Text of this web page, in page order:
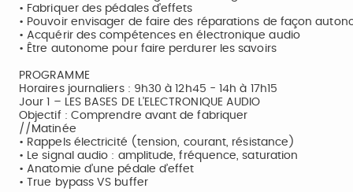
• Fabriquer des pédales d’effets
• Pouvoir envisager de faire des réparations de façon
• Acquérir des compétences en électronique audio
• Être autonome pour faire perdurer les savoirs
PROGRAMME
Horaires journaliers : 9h30 à 12h45 - 14h à 17h15
Jour 1 – LES BASES DE L’ELECTRONIQUE AUDIO
Objectif : Comprendre avant de fabriquer
//Matinée
• Rappels électricité (tension, courant, résistance)
• Le signal audio : amplitude, fréquence, saturation
• Anatomie d’une pédale d’effet
• True bypass VS buffer